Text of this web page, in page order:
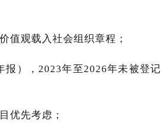
值观载入社会组织章程；
报），2023年至2026年未被登记
优先考虑；